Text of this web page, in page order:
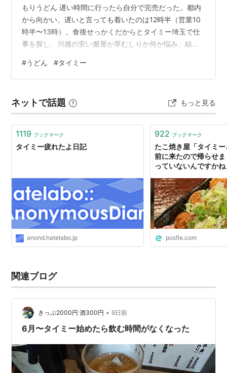
もりうどん 遅い時間に行ったら自分で完売だった。都内
から向かい、遅いと言っても着いたのは12時半（営業10
時半〜13時）。食後せっかくだからとタイミー埼玉で仕
事を探し、川越の安い服屋か草むしりか何か悩み、結局
熊谷で、天狗屋と元祖田舎っぺに行った 今回、松屋も天
狗屋も遅めの時間に行ったせいでどうしてもゆで置き感
も良い案件にありつけるけれど、美味いうどんは早起き
が肝心 元祖田舎っぺはいつも茹でたてありがとうござい
ます この日の夜は働かず、東神奈川…
#うどん #タイミー
ネットで話題 もっと見る
1119 ブックマーク
タイミー疲れたよ日記
anond.hatelabo.jp
922 ブックマーク
たこ焼き屋「タイミ
前に来たので帰らせ
っていないんですか
posfie.com
関連ブログ
きっぷ2000円 酒300円 • 9日前
6月〜タイミー始めたら飲む時間がなくなった